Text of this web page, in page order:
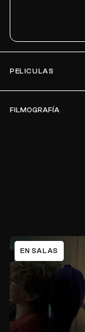
PELICULAS
FILMOGRAFÍA
EN SALAS